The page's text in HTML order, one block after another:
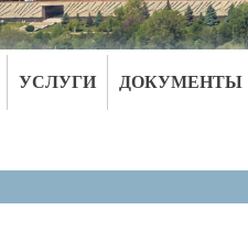
УСЛУГИ ДОКУМЕНТЫ